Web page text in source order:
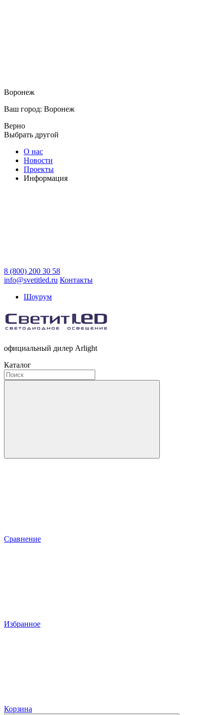
Воронеж
Ваш город: Воронеж
Верно
Выбрать другой
О нас
Новости
Проекты
Информация
8 (800) 200 30 58
info@svetitled.ru Контакты
Шоурум
официальный дилер Arlight
Каталог
Сравнение
Избранное
Корзина